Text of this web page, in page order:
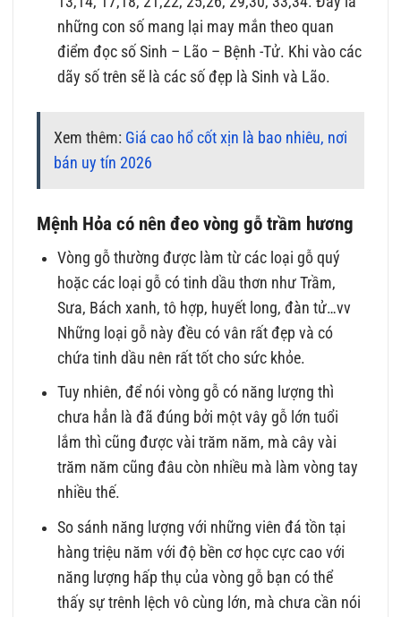
những con số mang lại may mắn theo quan
điểm đọc số Sinh – Lão – Bệnh -Tử. Khi vào các
dãy số trên sẽ là các số đẹp là Sinh và Lão.
Xem thêm: Giá cao hổ cốt xịn là bao nhiêu, nơi
bán uy tín 2026
Mệnh Hỏa có nên đeo vòng gỗ trầm hương
Vòng gỗ thường được làm từ các loại gỗ quý
hoặc các loại gỗ có tinh dầu thơn như Trầm,
Sưa, Bách xanh, tô hợp, huyết long, đàn tử…vv
Những loại gỗ này đều có vân rất đẹp và có
chứa tinh dầu nên rất tốt cho sức khỏe.
Tuy nhiên, để nói vòng gỗ có năng lượng thì
chưa hẳn là đã đúng bởi một vây gỗ lớn tuổi
lắm thì cũng được vài trăm năm, mà cây vài
trăm năm cũng đâu còn nhiều mà làm vòng tay
nhiều thế.
So sánh năng lượng với những viên đá tồn tại
hàng triệu năm với độ bền cơ học cực cao với
năng lượng hấp thụ của vòng gỗ bạn có thể
thấy sự trênh lệch vô cùng lớn, mà chưa cần nói